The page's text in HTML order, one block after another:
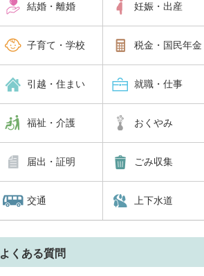
結婚・離婚 妊娠・出産
子育て・学校 税金・国民年金
引越・住まい 就職・仕事
福祉・介護 おくやみ
届出・証明 ごみ収集
交通 上下水道
よくある質問